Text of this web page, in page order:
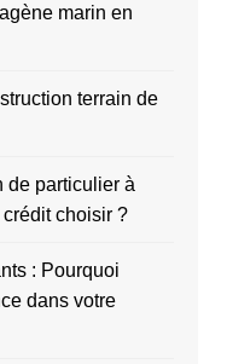
marin en
terrain de
de particulier à
choisir ?
: Pourquoi
dans votre